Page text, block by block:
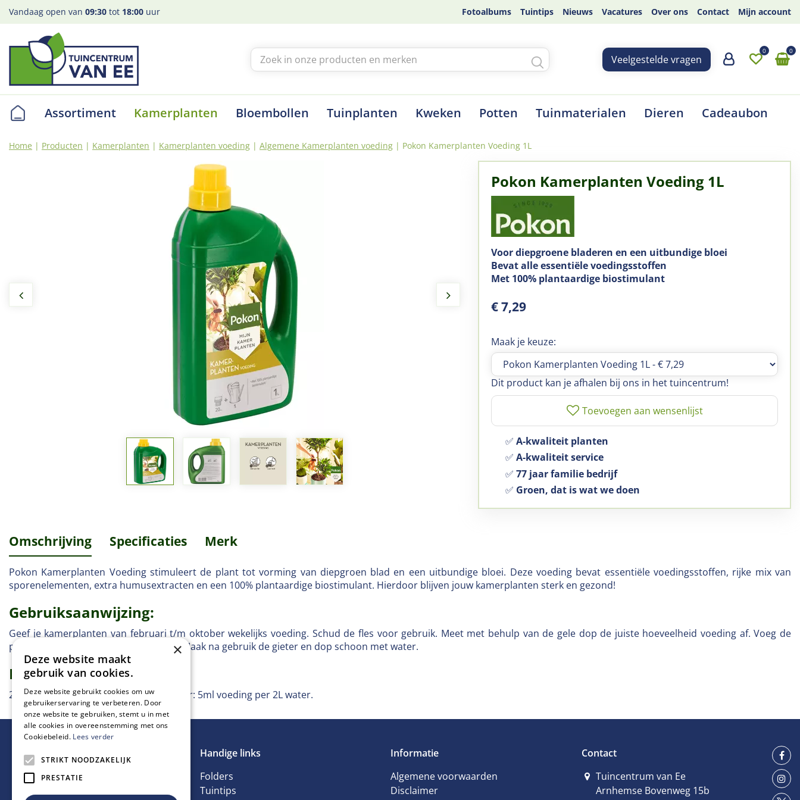
Ga
naar
Home Producten Kamerplanten Kamerplanten voeding Algemene Kamerplanten voeding Pokon Kamerplanten Voeding 1L
Vandaag open van 09:30 tot 18:00 uur Fotoalbums Tuintips Nieuws Vacatures Over ons Contact Mijn account
Veelgestelde vragen
Assortiment Kamerplanten Bloembollen Tuinplanten Kweken Potten Tuinmaterialen Dieren Cadeaubon
Pokon Kamerplanten Voeding 1L
Voor diepgroene bladeren en een uitbundige bloei
Bevat alle essentiële voedingsstoffen
Met 100% plantaardige biostimulant
€7,29
Maak je keuze:
Dit product kan je afhalen bij ons in het tuincentrum!
✅ A-kwaliteit planten
✅ A-kwaliteit service
✅ 77 jaar familie bedrijf
✅ Groen, dat is wat we doen
Omschrijving Specificaties Merk
Pokon Kamerplanten Voeding stimuleert de plant tot vorming van diepgroen blad en een uitbundige bloei. Deze voeding bevat essentiële voedingsstoffen, rijke mix van
sporenelementen, extra humusextracten en een 100% plantaardige biostimulant. Hierdoor blijven jouw kamerplanten sterk en gezond!
Gebruiksaanwijzing:
Geef je kamerplanten van februari t/m oktober wekelijks voeding. Schud de fles voor gebruik. Meet met behulp van de gele dop de juiste hoeveelheid voeding af. Voeg de
plantenvoeding toe aan het gietwater. Maak na gebruik de gieter en dop schoon met water.
Dosering:
20ml voeding per 1L water. Hydrocultuur: 5ml voeding per 2L water.
Handige links
Folders
Tuintips
Informatie
Algemene voorwaarden
Disclaimer
Contact
Tuincentrum van Ee
Arnhemse Bovenweg 15b
×
Deze website maakt
gebruik van cookies.
Deze website gebruikt cookies om uw
gebruikerservaring te verbeteren. Door
onze website te gebruiken, stemt u in met
alle cookies in overeenstemming met ons
Cookiebeleid. Lees verder
STRIKT NOODZAKELIJK
PRESTATIE